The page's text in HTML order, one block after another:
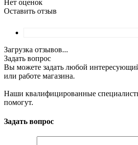
Нет оценок
Оставить отзыв
Загрузка отзывов...
Задать вопрос
Вы можете задать любой
или работе магазина.
Наши квалифицированные
помогут.
Задать вопрос